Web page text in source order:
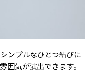
ンプルなひとつ結びに
囲気が演出できます。